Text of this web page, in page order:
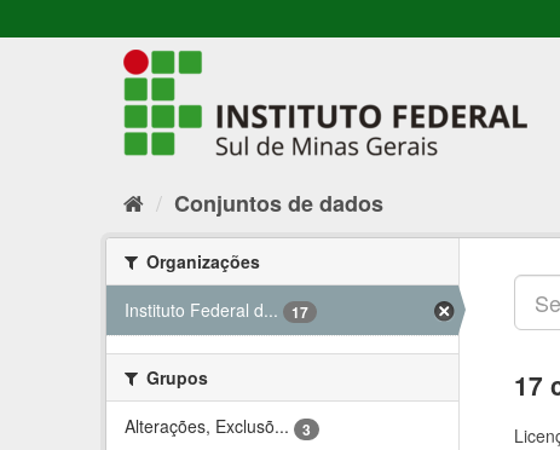
Conjuntos de dados
Organizações
Instituto Federal d...
17
Grupos
Alterações, Exclusõ...
3
17